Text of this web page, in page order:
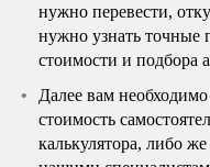
нужно перевести,
нужно узнать точные
стоимости и подбора
Далее вам
стоимость
калькулятора, либо же